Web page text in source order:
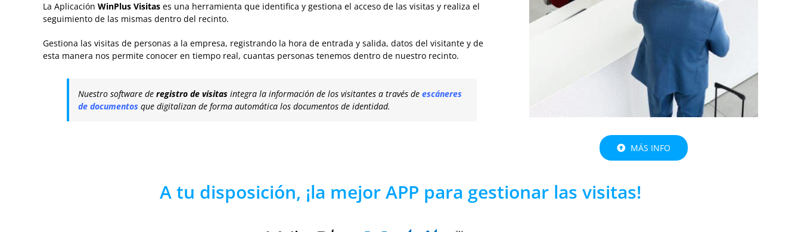
La Aplicación WinPlus Visitas es una herramienta que identifica y gestiona el acceso de las visitas y realiza el
seguimiento de las mismas dentro del recinto.
Gestiona las visitas de personas a la empresa, registrando la hora de entrada y salida, datos del visitante y de
esta manera nos permite conocer en tiempo real, cuantas personas tenemos dentro de nuestro recinto.
Nuestro software de registro de visitas integra la información de los visitantes a través de escáneres
de documentos que digitalizan de forma automática los documentos de identidad.
MÁS INFO
A tu disposición, ¡la mejor APP para gestionar las visitas!